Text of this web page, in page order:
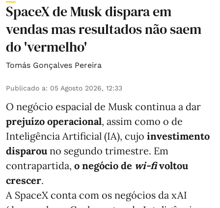
SpaceX de Musk dispara em
vendas mas resultados não saem
do 'vermelho'
Tomás Gonçalves Pereira
Publicado a: 05 Agosto 2026, 12:33
O negócio espacial de Musk continua a dar
prejuízo operacional, assim como o de
Inteligência Artificial (IA), cujo investimento
disparou no segundo trimestre. Em
contrapartida, o negócio de wi-fivoltou
crescer.
A SpaceX conta com os negócios da xAI